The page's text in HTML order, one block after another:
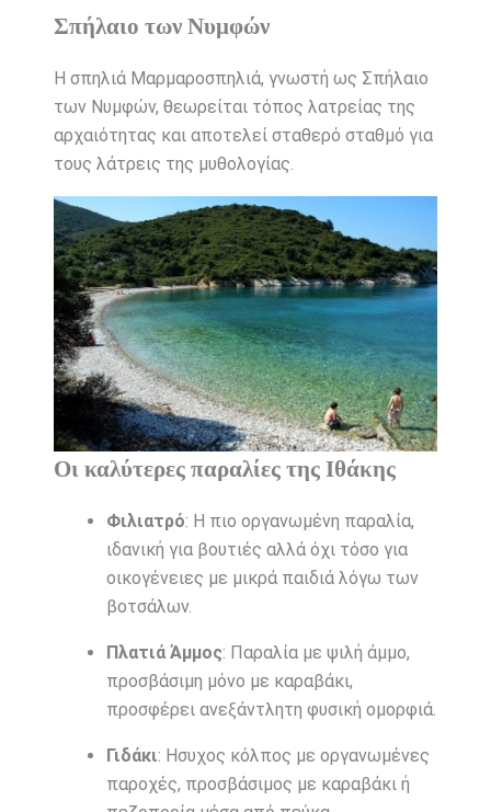
Σπήλαιο των Νυμφών
Η σπηλιά Μαρμαροσπηλιά, γνωστή ως Σπήλαιο
των Νυμφών, θεωρείται τόπος λατρείας της
αρχαιότητας και αποτελεί σταθερό σταθμό για
τους λάτρεις της μυθολογίας.
Οι καλύτερες παραλίες της Ιθάκης
Φιλιατρό: Η πιο οργανωμένη παραλία,
ιδανική για βουτιές αλλά όχι τόσο για
οικογένειες με μικρά παιδιά λόγω των
βοτσάλων.
Πλατιά Άμμος: Παραλία με ψιλή άμμο,
προσβάσιμη μόνο με καραβάκι,
προσφέρει ανεξάντλητη φυσική ομορφιά.
Γιδάκι: Ησυχος κόλπος με οργανωμένες
παροχές, προσβάσιμος με καραβάκι ή